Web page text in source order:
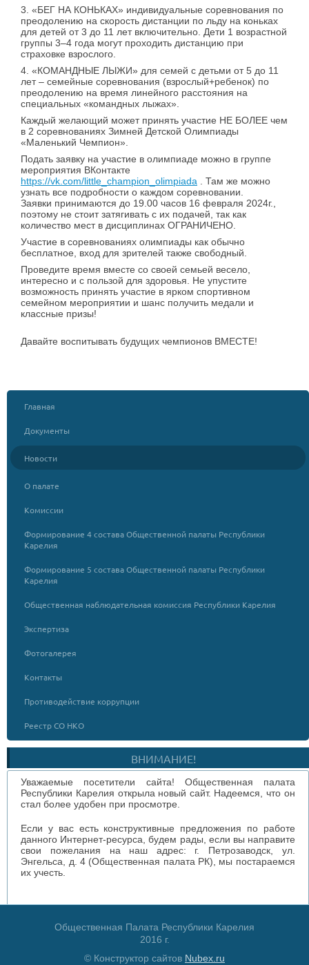
3. «БЕГ НА КОНЬКАХ» индивидуальные соревнования по
преодолению на скорость дистанции по льду на коньках
для детей от 3 до 11 лет включительно. Дети 1 возрастной
группы 3–4 года могут проходить дистанцию при
страховке взрослого.
4. «КОМАНДНЫЕ ЛЫЖИ» для семей с детьми от 5 до 11
лет – семейные соревнования (взрослый+ребенок) по
преодолению на время линейного расстояния на
специальных «командных лыжах».
Каждый желающий может принять участие НЕ БОЛЕЕ чем
в 2 соревнованиях Зимней Детской Олимпиады
«Маленький Чемпион».
Подать заявку на участие в олимпиаде можно в группе
мероприятия ВКонтакте
https://vk.com/little_champion_olimpiada . Там же можно
узнать все подробности о каждом соревновании.
Заявки принимаются до 19.00 часов 16 февраля 2024г.,
поэтому не стоит затягивать с их подачей, так как
количество мест в дисциплинах ОГРАНИЧЕНО.
Участие в соревнованиях олимпиады как обычно
бесплатное, вход для зрителей также свободный.
Проведите время вместе со своей семьей весело,
интересно и с пользой для здоровья. Не упустите
возможность принять участие в ярком спортивном
семейном мероприятии и шанс получить медали и
классные призы!
Давайте воспитывать будущих чемпионов ВМЕСТЕ!
Главная
Документы
Новости
О палате
Комиссии
Формирование 4 состава Общественной палаты Республики
Карелия
Формирование 5 состава Общественной палаты Республики
Карелия
Общественная наблюдательная комиссия Республики Карелия
Экспертиза
Фотогалерея
Контакты
Противодействие коррупции
Реестр СО НКО
ВНИМАНИЕ!
Уважаемые посетители сайта! Общественная палата
Республики Карелия открыла новый сайт. Надеемся, что он
стал более удобен при просмотре.
Если у вас есть конструктивные предложения по работе
данного Интернет-ресурса, будем рады, если вы направите
свои пожелания на наш адрес: г. Петрозаводск, ул.
Энгельса, д. 4 (Общественная палата РК), мы постараемся
их учесть.
Общественная Палата Республики Карелия
2016 г.
© Конструктор сайтов Nubex.ru